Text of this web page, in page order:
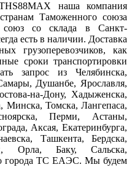
наша компания
Таможенного союза
союз со склада в Санкт-
есть в наличии. Доставка
грузоперевозчиков, как
сроки транспортировки
запрос из Челябинска,
Душанбе, Ярославля,
на-Дону, Хадыженска,
Минска, Томска, Лангепаса,
Перми, Астаны,
Аксая, Екатеринбурга,
Ташкента, Бердска,
Орла, Баку, Сальска,
города ТС ЕАЭС. Мы будем